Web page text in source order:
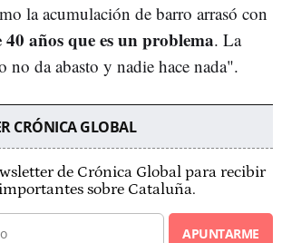
la acumulación de barro arrasó con
40 años que es un problema. La
no da abasto y nadie hace nada".
CRÓNICA GLOBAL
de Crónica Global para recibir
sobre Cataluña.
APUNTARME